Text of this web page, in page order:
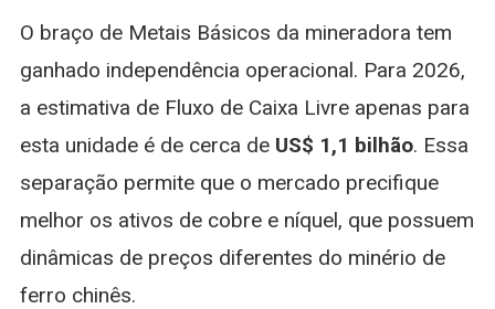
O braço de Metais Básicos da mineradora tem
ganhado independência operacional. Para 2026,
a estimativa de Fluxo de Caixa Livre apenas para
esta unidade é de cerca de US$ 1,1 bilhão. Essa
separação permite que o mercado precifique
melhor os ativos de cobre e níquel, que possuem
dinâmicas de preços diferentes do minério de
ferro chinês.